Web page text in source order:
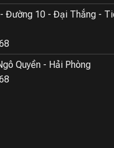
- Đường 10 - Đại Thắng -
Quyền - Hải Phòng